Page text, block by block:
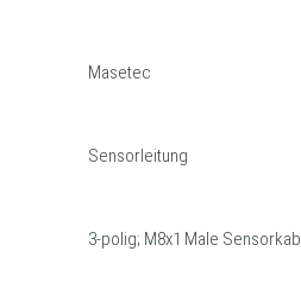
Masetec
Sensorleitung
3-polig; M8x1 Male